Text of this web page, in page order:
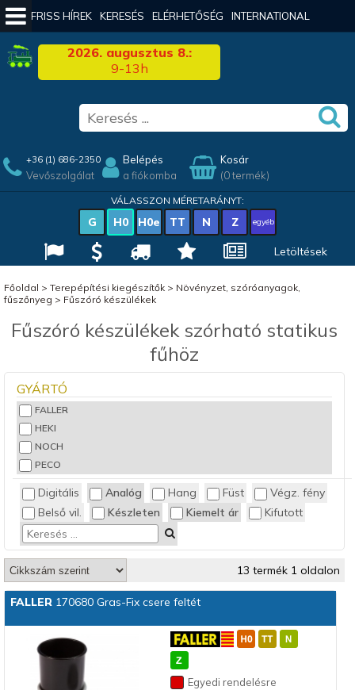
FRISS HÍREK KERESÉS ELÉRHETŐSÉG INTERNATIONAL
2026. augusztus 8.:
9-13h
+36 (1) 686-2350
Vevőszolgálat
Belépés
a fiókomba
Kosár
(0 termék)
VÁLASSZON MÉRETARÁNYT:
G H0 H0e TT N Z egyéb
Letöltések
Főoldal > Terepépítési kiegészítők> Növényzet, szóróanyagok,
fűszőnyeg > Fűszóró készülékek
Fűszóró készülékek szórható statikus
fűhöz
GYÁRTÓ
FALLER
HEKI
NOCH
PECO
Digitális Analóg Hang Füst
Végz. fény
Belső vil.
Készleten Kiemelt ár Kifutott
13 termék 1 oldalon
FALLER170680 Gras-Fix csere feltét
Egyedi rendelésre